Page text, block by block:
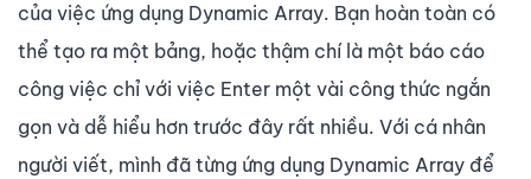
của việc ứng dụng Dynamic Array. Bạn hoàn toàn có
thể tạo ra một bảng, hoặc thậm chí là một báo cáo
công việc chỉ với việc Enter một vài công thức ngắn
gọn và dễ hiểu hơn trước đây rất nhiều. Với cá nhân
người viết, mình đã từng ứng dụng Dynamic Array để